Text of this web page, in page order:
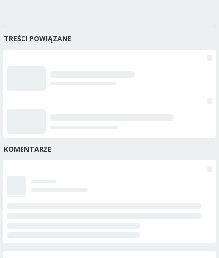
TREŚCI POWIĄZANE
KOMENTARZE